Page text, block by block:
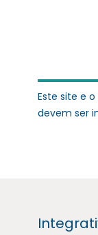
Este site e
devem ser